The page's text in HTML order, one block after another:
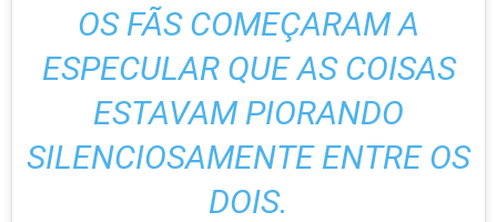
OS FÃS COMEÇARAM A
ESPECULAR QUE AS COISAS
ESTAVAM PIORANDO
SILENCIOSAMENTE ENTRE OS
DOIS.